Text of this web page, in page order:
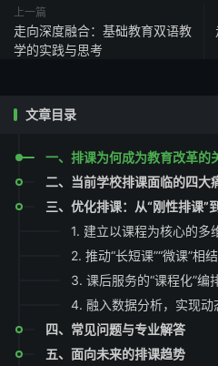
上一篇
走向深度融合：基础教育双语教
学的实践与思考
文章目录
一、排课为何成为教育改革的
二、当前学校排课面临的四大
三、优化排课：从“刚性排课”
1. 建立以课程为核心的多
2. 推动“长短课”“微课”相
3. 课后服务的“课程化”编
4. 融入数据分析，实现动
四、常见问题与专业解答
五、面向未来的排课趋势